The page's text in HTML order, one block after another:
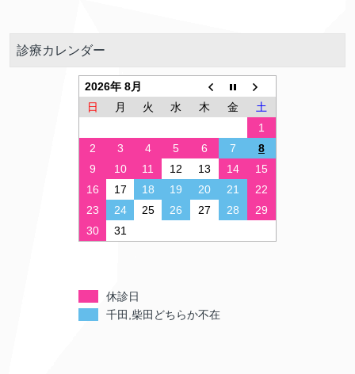
診療カレンダー
2026年 8月
日
月 火 水 木 金
土
1
2
3 4 5 6 7
8
9
10 11 12 13 14
15
16
17 18 19 20 21
22
23
24 25 26 27 28
29
30
31
休診日
千田,柴田どちらか不在